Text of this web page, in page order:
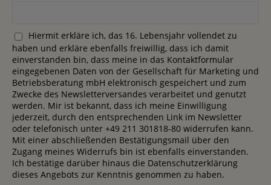
Hiermit erkläre ich, das 16. Lebensjahr vollendet zu
haben und erkläre ebenfalls freiwillig, dass ich damit
einverstanden bin, dass meine in das Kontaktformular
eingegebenen Daten von der Gesellschaft für Marketing und
Betriebsberatung mbH elektronisch gespeichert und zum
Zwecke des Newsletterversandes verarbeitet und genutzt
werden. Mir ist bekannt, dass ich meine Einwilligung
jederzeit, durch den entsprechenden Link im Newsletter
oder telefonisch unter +49 211 301818-80 widerrufen kann.
Mit einer abschließenden Bestätigungsmail über den
Zugang meines Widerrufs bin ist ebenfalls einverstanden.
Ich bestätige darüber hinaus die Datenschutzerklärung
dieses Angebots zur Kenntnis genommen zu haben.